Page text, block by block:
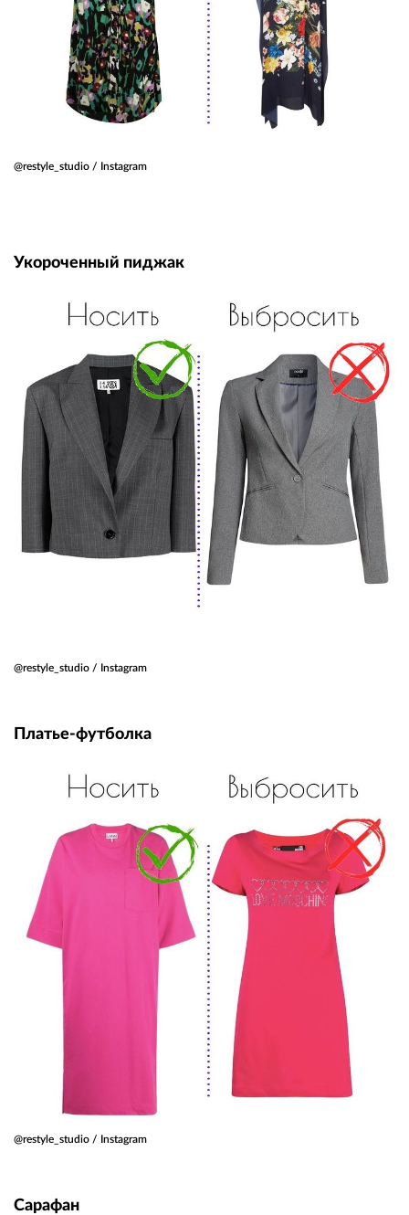
@restyle_studio / Instagram
Укороченный пиджак
@restyle_studio / Instagram
Платье-футболка
@restyle_studio / Instagram
Сарафан